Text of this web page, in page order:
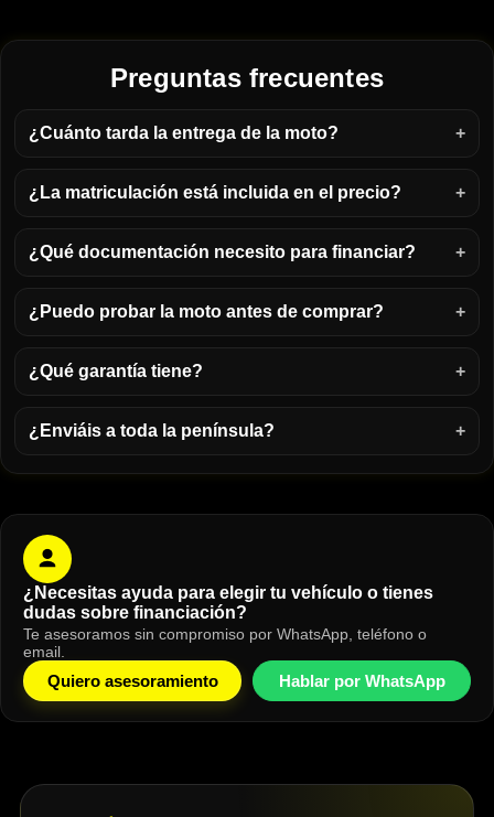
Preguntas frecuentes
¿Cuánto tarda la entrega de la moto?
¿La matriculación está incluida en el precio?
¿Qué documentación necesito para financiar?
¿Puedo probar la moto antes de comprar?
¿Qué garantía tiene?
¿Enviáis a toda la península?
¿Necesitas ayuda para elegir tu vehículo o tienes
dudas sobre financiación?
Te asesoramos sin compromiso por WhatsApp, teléfono o
email.
Quiero asesoramiento Hablar por WhatsApp